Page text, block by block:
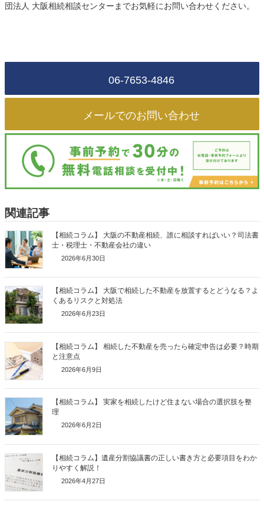
団法人 大阪相続相談センターまでお気軽にお問い合わせください。
06-7653-4846
メールでのお問い合わせ
関連記事
【相続コラム】 大阪の不動産相続、誰に相談すればいい？司法書
士・税理士・不動産会社の違い
2026年6月30日
【相続コラム】 大阪で相続した不動産を放置するとどうなる？よ
くあるリスクと対処法
2026年6月23日
【相続コラム】 相続した不動産を売ったら確定申告は必要？時期
と注意点
2026年6月9日
【相続コラム】 実家を相続したけど住まない場合の選択肢を整
理
2026年6月2日
【相続コラム】遺産分割協議書の正しい書き方と必要項目をわか
りやすく解説！
2026年4月27日